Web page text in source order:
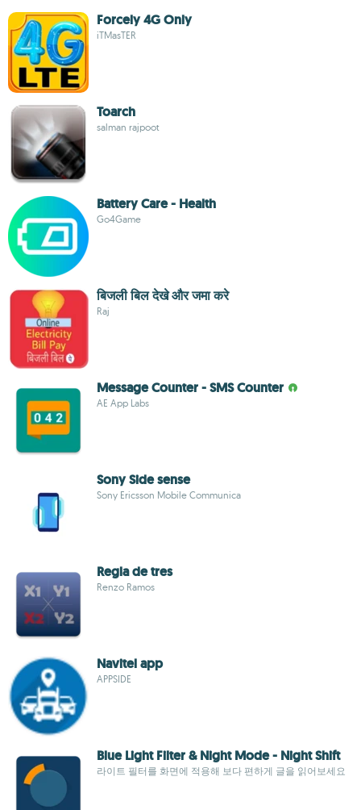
Forcely 4G Only
iTMasTER
Toarch
salman rajpoot
Battery Care - Health
Go4Game
बिजली बिल देखे और जमा करे
Raj
Message Counter - SMS Counter
AE App Labs
Sony Side sense
Sony Ericsson Mobile Communica
Regla de tres
Renzo Ramos
Navitel app
APPSIDE
Blue Light Filter & Night Mode - Night Shift
라이트 필터를 화면에 적용해 보다 편하게 글을 읽어보세요